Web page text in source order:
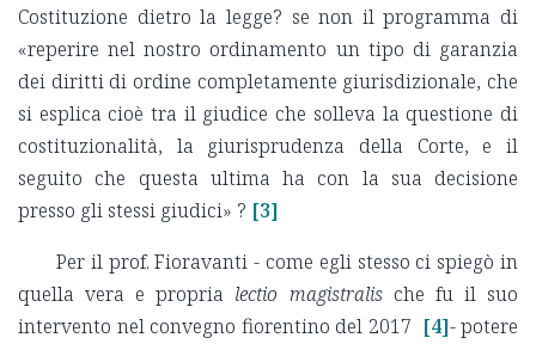
Costituzione dietro la legge? se non il programma di
«reperire nel nostro ordinamento un tipo di garanzia
dei diritti di ordine completamente giurisdizionale, che
si esplica cioè tra il giudice che solleva la questione di
costituzionalità, la giurisprudenza della Corte, e il
seguito che questa ultima ha con la sua decisione
presso gli stessi giudici» ? [3]
Per il prof. Fioravanti - come egli stesso ci spiegò in
quella vera e propria lectio magistralis che fu il suo
intervento nel convegno fiorentino del 2017 [4]- potere